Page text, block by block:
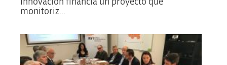
monitoriz...